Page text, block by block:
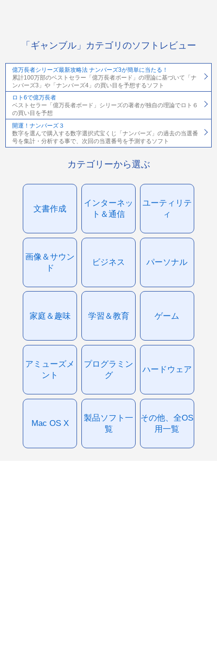
「ギャンブル」カテゴリのソフトレビュー
億万長者シリーズ最新攻略法 ナンバーズ3が簡単に当たる！
累計100万部のベストセラー「億万長者ボード」の理論に基づいて「ナ
ンバーズ3」や「ナンバーズ4」の買い目を予想するソフト
ロト6で億万長者
ベストセラー「億万長者ボード」シリーズの著者が独自の理論でロト６
の買い目を予想
開運！ナンバーズ３
数字を選んで購入する数字選択式宝くじ「ナンバーズ」の過去の当選番
号を集計・分析する事で、次回の当選番号を予測するソフト
カテゴリーから選ぶ
文書作成
インターネッ
ト＆通信
ユーティリテ
ィ
画像＆サウン
ド
ビジネス パーソナル
家庭＆趣味 学習＆教育 ゲーム
アミューズメ
ント
プログラミン
グ
ハードウェア
Mac OS X
製品ソフト一
覧
その他、全OS
用一覧